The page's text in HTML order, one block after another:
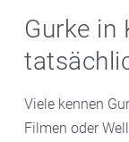
Gurke in
Viele kennen
Filmen oder